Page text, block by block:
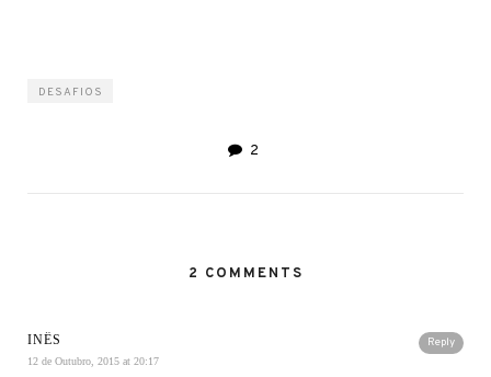
DESAFIOS
2
2 COMMENTS
Reply
INÊS
12 de Outubro, 2015 at 20:17